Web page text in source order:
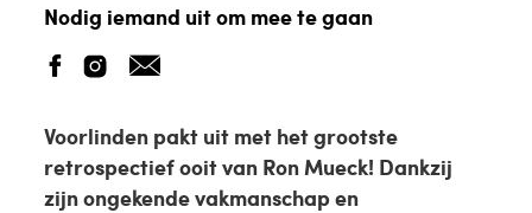
Nodig iemand uit om mee te gaan
Voorlinden pakt uit met het grootste
retrospectief ooit van Ron Mueck! Dankzij
zijn ongekende vakmanschap en